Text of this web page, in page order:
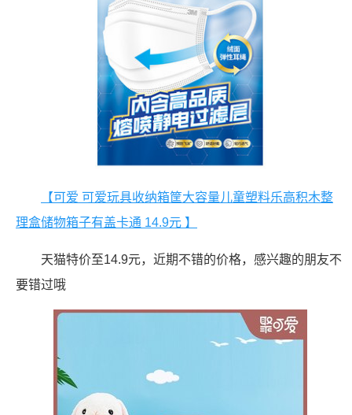
【可爱 可爱玩具收纳箱筐大容量儿童塑料乐高积木整
理盒储物箱子有盖卡通 14.9元 】
天猫特价至14.9元，近期不错的价格，感兴趣的朋友不
要错过哦